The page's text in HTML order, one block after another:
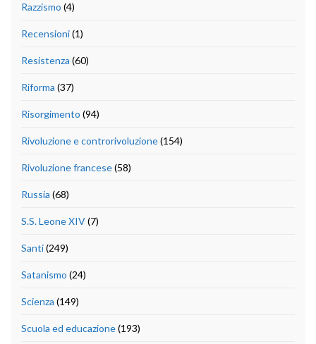
Razzismo (4)
Recensioni(1)
Resistenza (60)
Riforma (37)
Risorgimento (94)
Rivoluzione e controrivoluzione(154)
Rivoluzione francese(58)
Russia (68)
S.S. Leone XIV(7)
Santi(249)
Satanismo (24)
Scienza (149)
Scuola ed educazione(193)